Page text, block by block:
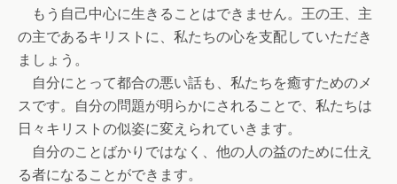
もう自己中心に生きることはできません。王の王、主
の主であるキリストに、私たちの心を支配していただき
ましょう。
自分にとって都合の悪い話も、私たちを癒すためのメ
スです。自分の問題が明らかにされることで、私たちは
日々キリストの似姿に変えられていきます。
自分のことばかりではなく、他の人の益のために仕え
る者になることができます。